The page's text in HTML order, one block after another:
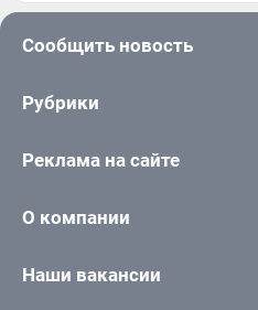
Сообщить новость
Рубрики
Реклама на сайте
О компании
Наши вакансии